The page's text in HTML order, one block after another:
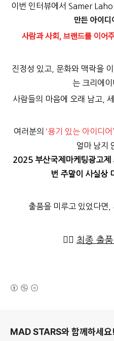
이번 인터뷰에서 Samer
만든 아이디
사람과 사회, 브랜드를 이어
진정성 있고, 문화와 맥락을
는 크리에이
사람들의 마음에 오래 남고,
여러분의 ‘용기 있는 아이디어’
얼마 남지
2025 부산국제마케팅광고제
번 주말이 사실상
출품을 미루고 있었다면
👉🏻 최종 출품
MAD STARS와 함께하세요!